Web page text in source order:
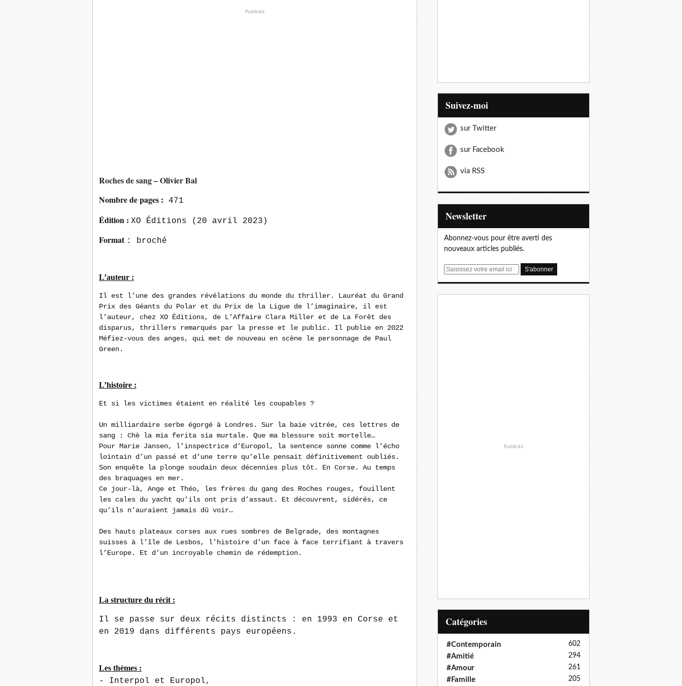
Publicité
Roches de sang – Olivier Bal
Nombre de pages : 471
Édition : XO Éditions (20 avril 2023)
Format : broché
L’auteur :
Il est l’une des grandes révélations du monde du thriller. Lauréat du Grand
Prix des Géants du Polar et du Prix de la Ligue de l’imaginaire, il est
l’auteur, chez XO Éditions, de L’Affaire Clara Miller et de La Forêt des
disparus, thrillers remarqués par la presse et le public. Il publie en 2022
Méfiez-vous des anges, qui met de nouveau en scène le personnage de Paul
Green.
L’histoire :
Et si les victimes étaient en réalité les coupables ?
Un milliardaire serbe égorgé à Londres. Sur la baie vitrée, ces lettres de
sang : Chè la mia ferita sia murtale.
Que ma blessure soit mortelle…
Pour Marie Jansen, l’inspectrice d’Europol, la sentence sonne comme l’écho
lointain d’un passé et d’une terre qu’elle pensait définitivement oubliés.
Son enquête la plonge soudain deux décennies plus tôt. En Corse. Au temps
des braquages en mer.
Ce jour-là, Ange et Théo, les frères du gang des Roches rouges, fouillent
les cales du yacht qu’ils ont pris d’assaut. Et découvrent, sidérés, ce
qu’ils n’auraient jamais dû voir…
Des hauts plateaux corses aux rues sombres de Belgrade, des montagnes
suisses à l’île de Lesbos, l’histoire d’un face à face terrifiant à travers
l’Europe. Et d’un incroyable chemin de rédemption.
La structure du récit :
Il se passe sur deux récits distincts : en 1993 en Corse et
en 2019 dans différents pays européens.
Les thèmes :
- Interpol et Europol,
Suivez-moi
sur Twitter
sur Facebook
via RSS
Newsletter
Abonnez-vous pour être averti des
nouveaux articles publiés.
E
Publicité
Catégories
#Contemporain 602
#Amitié 294
#Amour 261
#Famille 205